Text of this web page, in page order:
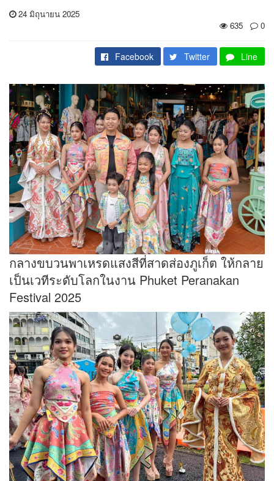
24 มิถุนายน 2025
635
0
Facebook Twitter Line
กลางขบวนพาเหรดแสงสีที่สาดส่องภูเก็ต ให้กลาย
เป็นเวทีระดับโลกในงาน Phuket Peranakan
Festival 2025